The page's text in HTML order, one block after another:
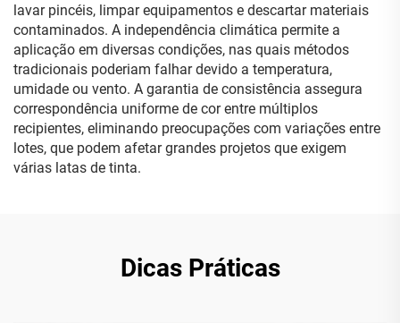
lavar pincéis, limpar equipamentos e descartar materiais
contaminados. A independência climática permite a
aplicação em diversas condições, nas quais métodos
tradicionais poderiam falhar devido a temperatura,
umidade ou vento. A garantia de consistência assegura
correspondência uniforme de cor entre múltiplos
recipientes, eliminando preocupações com variações entre
lotes, que podem afetar grandes projetos que exigem
várias latas de tinta.
Dicas Práticas